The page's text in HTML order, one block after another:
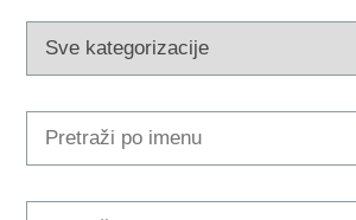
Turistički ured
Safe in Dalmatia
hr